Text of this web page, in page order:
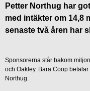
Petter Northug har
med intäkter om 14,8
senaste två åren har
Sponsorerna står bakom
och Oakley. Bara Coop
Northug.